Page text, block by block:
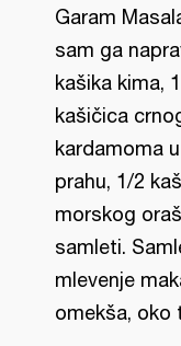
Garam
sam ga
kašika kima,
kašičica
kardamoma
prahu, 1/2
morskog
samleti.
mlevenje
omekša, oko